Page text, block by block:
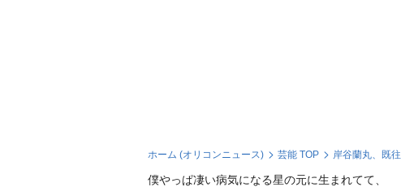
ホーム (オリコンニュース) 芸能 TOP 岸谷蘭丸、既
僕やっぱ凄い病気になる星の元に生まれてて、